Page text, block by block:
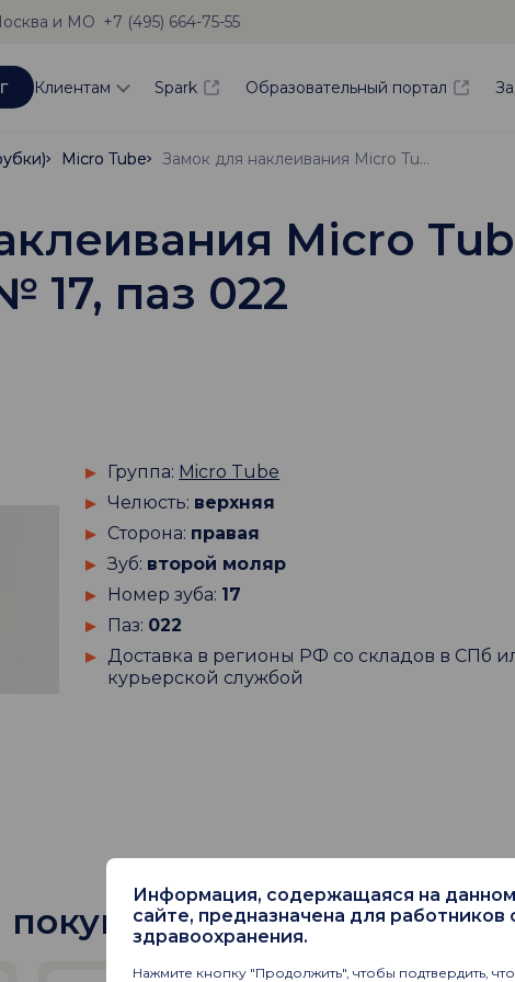
и МО +7 (495) 664-75-55
Клиентам Spark Образовательный портал
Micro Tube
Micro Tube Замок для наклеивания Micro Tube, верхняя челюсть справа, зуб № 17, паз 022
Micro
17, паз 022
Группа: Micro Tube
Челюсть: верхняя
Сторона: правая
Зуб: второй моляр
Номер зуба: 17
Паз: 022
Доставка в регионы РФ со складов в СПб
курьерской службой
покупают
Информация, содержащаяся на
сайте, предназначена для работников
здравоохранения.
Нажмите кнопку "Продолжить", чтобы подтвердить,